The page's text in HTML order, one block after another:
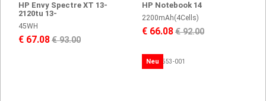
HP Envy Spectre XT 13-
2120tu 13-
45WH
€ 67.08€ 93.00
HP Notebook 14
2200mAh(4Cells)
€ 66.08€ 92.00
Neu